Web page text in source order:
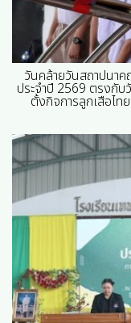
วันคล้ายวันสถาปนา
ประจำปี 2569 ตรงกับ
ตั้งกิจการลูกเสือไท